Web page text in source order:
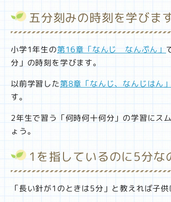
五分刻みの時刻を学びま
小学1年生の第16章「なんじ なんぷん」
分」の時刻を学びます。
以前学習した第8章「なんじ、なんじはん」
す。
2年生で習う「何時何十何分」の学習にス
ょう。
1を指しているのに5分な
「長い針が1のときは5分」と教えれば子供